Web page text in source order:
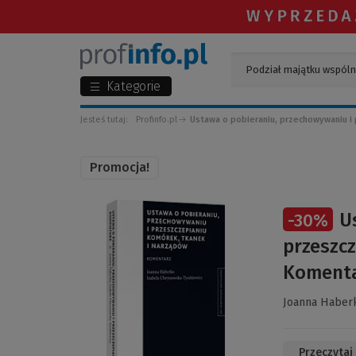
Kategorie
Jesteś tutaj: Profinfo.pl Ustawa o pobieraniu, przechowywaniu
Promocja!
(Link
-30%
Joanna